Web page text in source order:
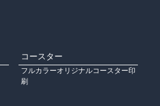
コースター
フルカラーオリジナルコースター印
刷